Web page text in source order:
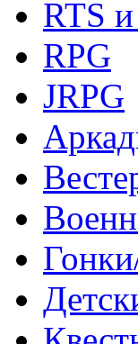
RTS
RPG
JRPG